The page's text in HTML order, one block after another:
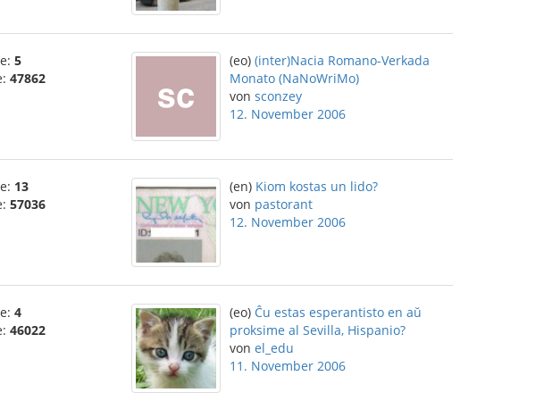
5
47862
(eo) (inter)Nacia Romano-Verkada
Monato (NaNoWriMo)
von sconzey
12. November 2006
13
57036
(en) Kiom kostas un lido?
von pastorant
12. November 2006
4
46022
(eo) Ĉu estas esperantisto en aŭ
proksime al Sevilla, Hispanio?
von el_edu
11. November 2006